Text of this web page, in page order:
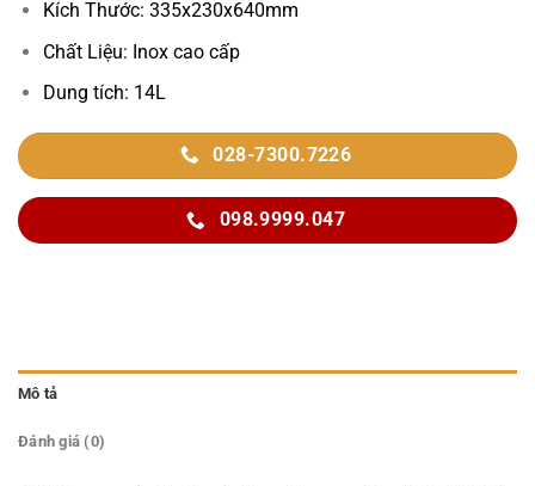
Kích Thước: 335x230x640mm
Chất Liệu: Inox cao cấp
Dung tích: 14L
028-7300.7226
098.9999.047
Mô tả
Đánh giá (0)